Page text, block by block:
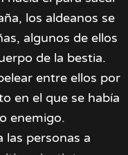
los aldeanos se
algunos de ellos
de la bestia.
entre ellos por
en el que se había
enemigo.
las personas a